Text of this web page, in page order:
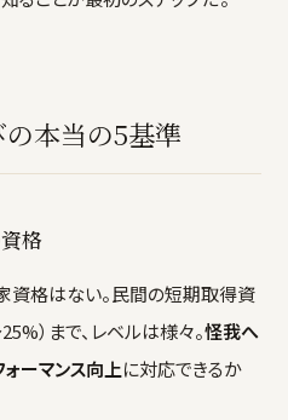
本当の5基準
格
資格はない。民間の短期取得資
）まで、レベルは様々。怪我へ
ォーマンス向上に対応できるか